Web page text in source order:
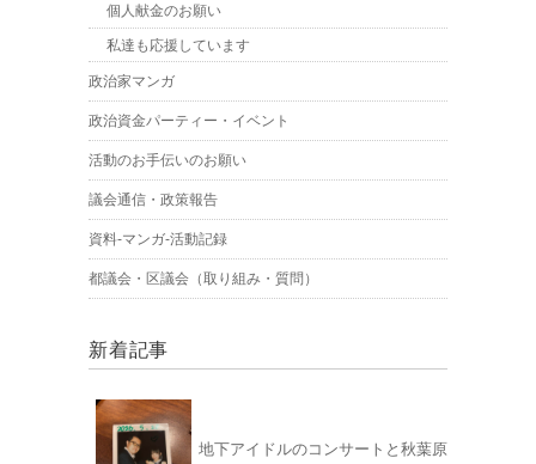
個人献金のお願い
私達も応援しています
政治家マンガ
政治資金パーティー・イベント
活動のお手伝いのお願い
議会通信・政策報告
資料-マンガ-活動記録
都議会・区議会（取り組み・質問）
新着記事
地下アイドルのコンサートと秋葉原